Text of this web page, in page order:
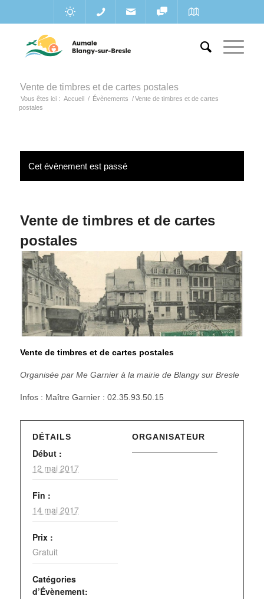
Vente de timbres et de cartes postales
Vous êtes ici : Accueil / Évènements / Vente de timbres et de cartes
postales
Cet évènement est passé
Vente de timbres et de cartes
postales
Vente de timbres et de cartes postales
Organisée par Me Garnier à la mairie de Blangy sur Bresle
Infos : Maître Garnier : 02.35.93.50.15
DÉTAILS
Début :
12 mai 2017
Fin :
14 mai 2017
Prix :
Gratuit
Catégories
d’Évènement:
ORGANISATEUR